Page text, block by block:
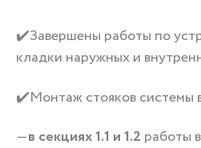
✔️Завершены работы по
кладки наружных и
✔️Монтаж стояков системы
—в секциях 1.1 и 1.2 работы